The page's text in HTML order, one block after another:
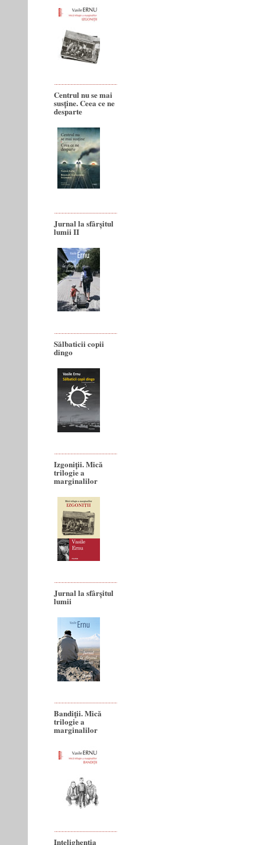
Centrul nu se mai
susține. Ceea ce ne
desparte
Jurnal la sfârșitul
lumii II
Sălbaticii copii
dingo
Izgoniții. Mică
trilogie a
marginalilor
Jurnal la sfârșitul
lumii
Bandiţii. Mică
trilogie a
marginalilor
Intelighenția